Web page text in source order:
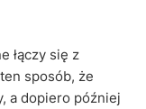
łączy się z
sposób, że
a dopiero później